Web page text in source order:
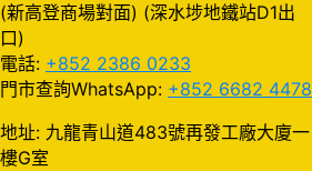
(新高登商場對面) (深水埗地鐵站D1出
口)
電話: +852 2386 0233
門市查詢WhatsApp: +852 6682 4478
地址: 九龍青山道483號再發工廠大廈一
樓G室